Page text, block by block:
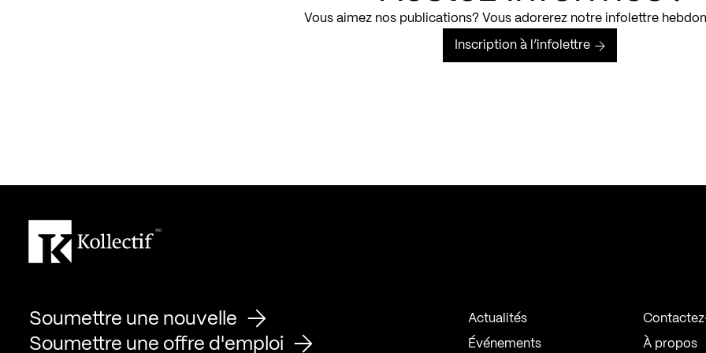
Vous aimez nos publications? Vous adorerez notre infolettre
Inscription à l’infolettre
Soumettre une nouvelle
Soumettre une offre d'emploi
Actualités
Événements À propos